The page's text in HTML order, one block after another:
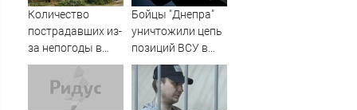
Количество
пострадавших из-
за непогоды в
Ростове-на-Дону
возросло до 28
Бойцы "Днепра"
уничтожили цепь
позиций ВСУ в
Орехове